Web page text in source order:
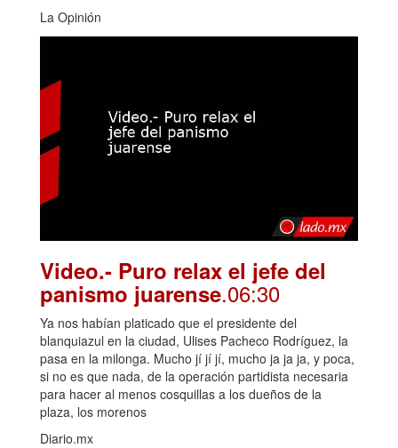
La Opinión
Video.- Puro relax el jefe del
panismo juarense.06:30
Ya nos habían platicado que el presidente del
blanquiazul en la ciudad, Ulises Pacheco Rodríguez, la
pasa en la milonga. Mucho jí jí jí, mucho ja ja ja, y poca,
si no es que nada, de la operación partidista necesaria
para hacer al menos cosquillas a los dueños de la
plaza, los morenos
Diario.mx